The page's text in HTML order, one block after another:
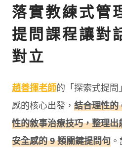
落實教練式管
提問課程讓對
對立
趙善揮老師的「探索式提
感的核心出發， 結合理性的
性的敘事治療技巧，整理
安全感的 9 類關鍵提問句